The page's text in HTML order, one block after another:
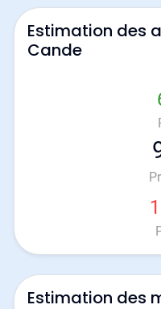
Estimation des
Cande
Estimation des